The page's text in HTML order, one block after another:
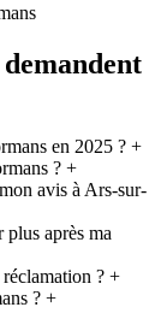
en 2025 ?+
?+
avis à Ars-sur-
plus après ma
?+
?+